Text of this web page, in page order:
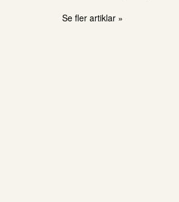
Se fler artiklar »